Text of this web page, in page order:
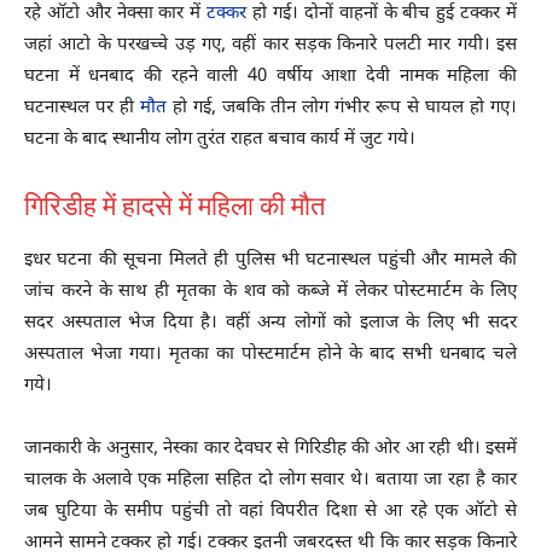
रहे ऑटो और नेक्सा कार मेंटक्करहो गई। दोनों वाहनों के बीच हुई टक्कर में
जहां आटो के परखच्चे उड़ गए, वहीं कार सड़क किनारे पलटी मार गयी। इस
घटना में धनबाद की रहने वाली 40 वर्षीय आशा देवी नामक महिला की
घटनास्थल पर ही मौत हो गई, जबकि तीन लोग गंभीर रूप से घायल हो गए।
घटना के बाद स्थानीय लोग तुरंत राहत बचाव कार्य में जुट गये।
गिरिडीह में हादसे में महिला की मौत
इधर घटना की सूचना मिलते ही पुलिस भी घटनास्थल पहुंची और मामले की
जांच करने के साथ ही मृतका के शव को कब्जे में लेकर पोस्टमार्टम के लिए
सदर अस्पताल भेज दिया है। वहीं अन्य लोगों को इलाज के लिए भी सदर
अस्पताल भेजा गया। मृतका का पोस्टमार्टम होने के बाद सभी धनबाद चले
गये।
जानकारी के अनुसार, नेस्का कार देवघर से गिरिडीह की ओर आ रही थी। इसमें
चालक के अलावे एक महिला सहित दो लोग सवार थे। बताया जा रहा है कार
जब घुटिया के समीप पहुंची तो वहां विपरीत दिशा से आ रहे एक ऑटो से
आमने सामने टक्कर हो गई। टक्कर इतनी जबरदस्त थी कि कार सड़क किनारे